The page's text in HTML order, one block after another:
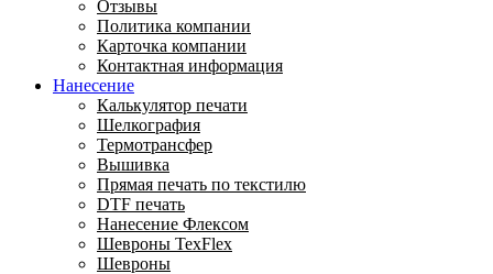
Отзывы
Политика компании
Карточка компании
Контактная информация
Нанесение
Калькулятор печати
Шелкография
Термотрансфер
Вышивка
Прямая печать по текстилю
DTF печать
Нанесение Флексом
Шевроны TexFlex
Шевроны